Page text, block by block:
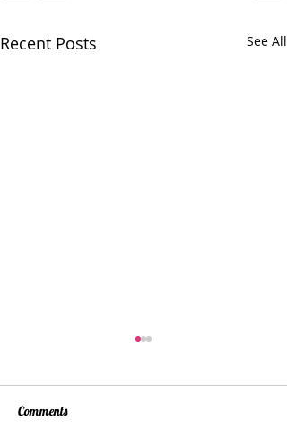
Recent Posts See All
Comments